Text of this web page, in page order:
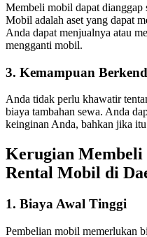
Membeli mobil dapat dianggap
Mobil adalah aset yang dapat
Anda dapat menjualnya atau
mengganti mobil.
3. Kemampuan
Anda tidak perlu khawatir
biaya tambahan sewa. Anda
keinginan Anda, bahkan jika
Kerugian
Rental Mobil di
1. Biaya Awal Tinggi
Pembelian mobil memerlukan